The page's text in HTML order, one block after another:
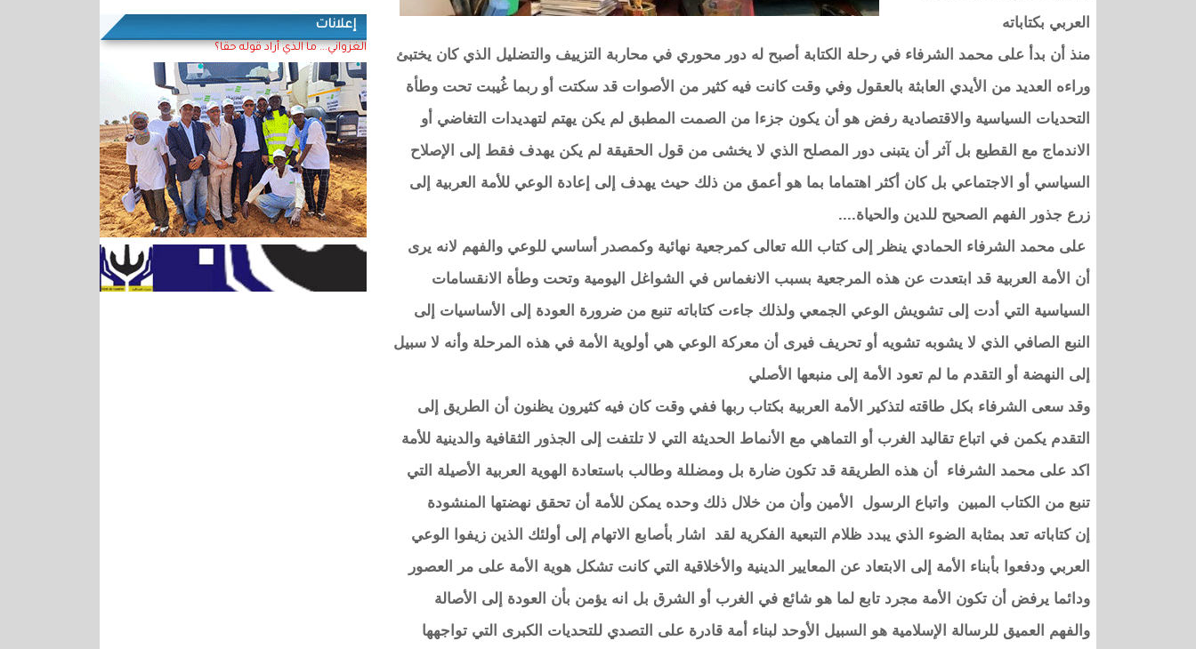
العربي بكتاباته
منذ أن بدأ على محمد الشرفاء في رحلة الكتابة أصبح له دور محوري في محاربة التزييف والتضليل الذي كان يختبئ
وراءه العديد من الأيدي العابثة بالعقول وفي وقت كانت فيه كثير من الأصوات قد سكتت أو ربما غُيبت تحت وطأة
التحديات السياسية والاقتصادية رفض هو أن يكون جزءا من الصمت المطبق لم يكن يهتم لتهديدات التغاضي أو
الاندماج مع القطيع بل آثر أن يتبنى دور المصلح الذي لا يخشى من قول الحقيقة لم يكن يهدف فقط إلى الإصلاح
السياسي أو الاجتماعي بل كان أكثر اهتماما بما هو أعمق من ذلك حيث يهدف إلى إعادة الوعي للأمة العربية إلى
زرع جذور الفهم الصحيح للدين والحياة....
على محمد الشرفاء الحمادي ينظر إلى كتاب الله تعالى كمرجعية نهائية وكمصدر أساسي للوعي والفهم لانه يرى
أن الأمة العربية قد ابتعدت عن هذه المرجعية بسبب الانغماس في الشواغل اليومية وتحت وطأة الانقسامات
السياسية التي أدت إلى تشويش الوعي الجمعي ولذلك جاءت كتاباته تنبع من ضرورة العودة إلى الأساسيات إلى
النبع الصافي الذي لا يشوبه تشويه أو تحريف فيرى أن معركة الوعي هي أولوية الأمة في هذه المرحلة وأنه لا سبيل
إلى النهضة أو التقدم ما لم تعود الأمة إلى منبعها الأصلي
وقد سعى الشرفاء بكل طاقته لتذكير الأمة العربية بكتاب ربها ففي وقت كان فيه كثيرون يظنون أن الطريق إلى
التقدم يكمن في اتباع تقاليد الغرب أو التماهي مع الأنماط الحديثة التي لا تلتفت إلى الجذور الثقافية والدينية للأمة
اكد على محمد الشرفاء أن هذه الطريقة قد تكون ضارة بل ومضللة وطالب باستعادة الهوية العربية الأصيلة التي
تنبع من الكتاب المبين واتباع الرسول الأمين وأن من خلال ذلك وحده يمكن للأمة أن تحقق نهضتها المنشودة
إن كتاباته تعد بمثابة الضوء الذي يبدد ظلام التبعية الفكرية لقد اشار بأصابع الاتهام إلى أولئك الذين زيفوا الوعي
العربي ودفعوا بأبناء الأمة إلى الابتعاد عن المعايير الدينية والأخلاقية التي كانت تشكل هوية الأمة على مر العصور
ودائما يرفض أن تكون الأمة مجرد تابع لما هو شائع في الغرب أو الشرق بل انه يؤمن بأن العودة إلى الأصالة
والفهم العميق للرسالة الإسلامية هو السبيل الأوحد لبناء أمة قادرة على التصدي للتحديات الكبرى التي تواجهها
إعلانات
الغزواني... ما الذي أراد قوله حقا؟